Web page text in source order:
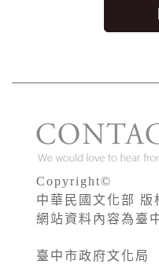
Copyright©
中華民國文化部 版
網站資料內容為臺
臺中市政府文化局